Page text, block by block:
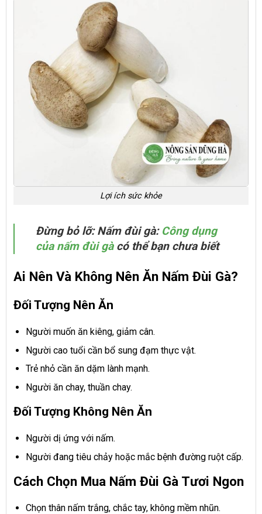
Lợi ích sức khỏe
Đừng bỏ lỡ: Nấm đùi gà: Công dụng
của nấm đùi gàcó thể bạn chưa biết
Ai Nên Và Không Nên Ăn Nấm Đùi Gà?
Đối Tượng Nên Ăn
Người muốn ăn kiêng, giảm cân.
Người cao tuổi cần bổ sung đạm thực vật.
Trẻ nhỏ cần ăn dặm lành mạnh.
Người ăn chay, thuần chay.
Đối Tượng Không Nên Ăn
Người dị ứng với nấm.
Người đang tiêu chảy hoặc mắc bệnh đường ruột cấp.
Cách Chọn Mua Nấm Đùi Gà Tươi Ngon
Chọn thân nấm trắng, chắc tay, không mềm nhũn.